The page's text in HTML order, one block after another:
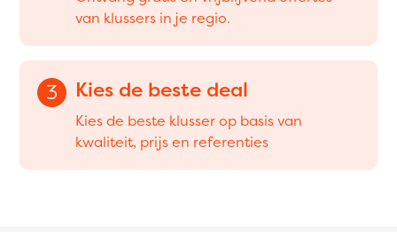
van klussers in je regio.
3 Kies de beste deal
Kies de beste klusser op basis van
kwaliteit, prijs en referenties